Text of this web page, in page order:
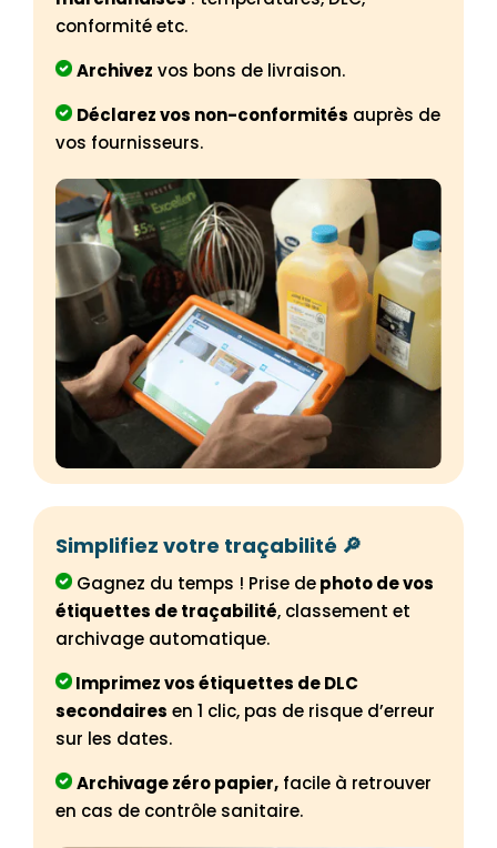
conformité etc.
Archivez vos bons de livraison.
Déclarez vos non-conformités auprès de
vos fournisseurs.
Simplifiez votre traçabilité 🔎
Gagnez du temps ! Prise dephoto de vos
étiquettes de traçabilité, classement et
archivage automatique.
Imprimez vos étiquettes de DLC
secondaires en 1 clic, pas de risque d’erreur
sur les dates.
Archivage zéro papier, facile à retrouver
en cas de contrôle sanitaire.